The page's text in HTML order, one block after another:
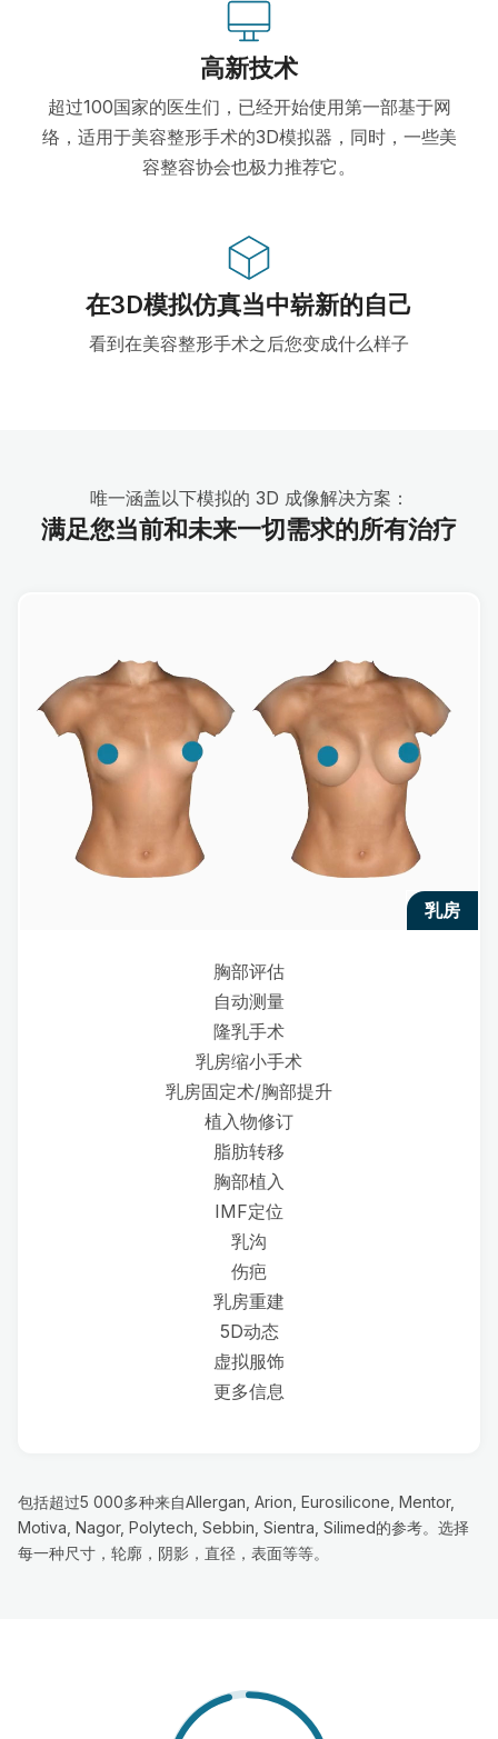
高新技术
超过100国家的医生们，已经开始使用第一部基于网
络，适用于美容整形手术的3D模拟器，同时，一些美
容整容协会也极力推荐它。
在3D模拟仿真当中崭新的自己
看到在美容整形手术之后您变成什么样子
唯一涵盖以下模拟的 3D 成像解决方案：
满足您当前和未来一切需求的所有治疗
乳房
胸部评估
自动测量
隆乳手术
乳房缩小手术
乳房固定术/胸部提升
植入物修订
脂肪转移
胸部植入
IMF定位
乳沟
伤疤
乳房重建
5D动态
虚拟服饰
更多信息
包括超过5 000多种来自Allergan, Arion, Eurosilicone, Mentor,
Motiva, Nagor, Polytech, Sebbin, Sientra, Silimed的参考。选择
每一种尺寸，轮廓，阴影，直径，表面等等。